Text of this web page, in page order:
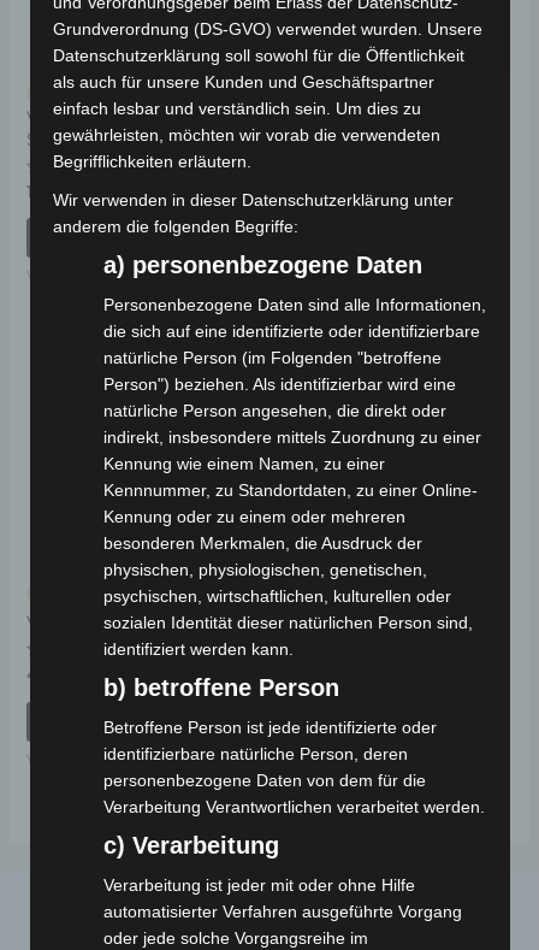
Kostenloser Versand
VSX
SEITENSTÄNDERFEDER
Bewertet
mit
0
19,00€
IN DEN WARENKORB
VSX
Kostenloser Versand
0
5 IN DEN WARENKORB
VSX
Kostenloser Versand
VSX SITZBEHÄLTER
Bewertet
0
49,00
IN DEN WARENKORB
VSX
Grundverordnung (DS-GVO) verwendet wurden. Unsere
Datenschutzerklärung soll sowohl für die Öffentlichkeit
als auch für unsere Kunden und Geschäftspartner
einfach lesbar und verständlich sein. Um dies zu
gewährleisten, möchten wir vorab die verwendeten
Begrifflichkeiten erläutern.
Wir verwenden in dieser Datenschutzerklärung unter
anderem die folgenden Begriffe:
a) personenbezogene Daten
Personenbezogene Daten sind alle Informationen,
die sich auf eine identifizierte oder identifizierbare
natürliche Person (im Folgenden "betroffene
Person") beziehen. Als identifizierbar wird eine
natürliche Person angesehen, die direkt oder
indirekt, insbesondere mittels Zuordnung zu einer
Kennung wie einem Namen, zu einer
Kennnummer, zu Standortdaten, zu einer Online-
Kennung oder zu einem oder mehreren
besonderen Merkmalen, die Ausdruck der
physischen, physiologischen, genetischen,
psychischen, wirtschaftlichen, kulturellen oder
sozialen Identität dieser natürlichen Person sind,
identifiziert werden kann.
b) betroffene Person
Betroffene Person ist jede identifizierte oder
identifizierbare natürliche Person, deren
personenbezogene Daten von dem für die
Verarbeitung Verantwortlichen verarbeitet werden.
c) Verarbeitung
Verarbeitung ist jeder mit oder ohne Hilfe
automatisierter Verfahren ausgeführte Vorgang
oder jede solche Vorgangsreihe im